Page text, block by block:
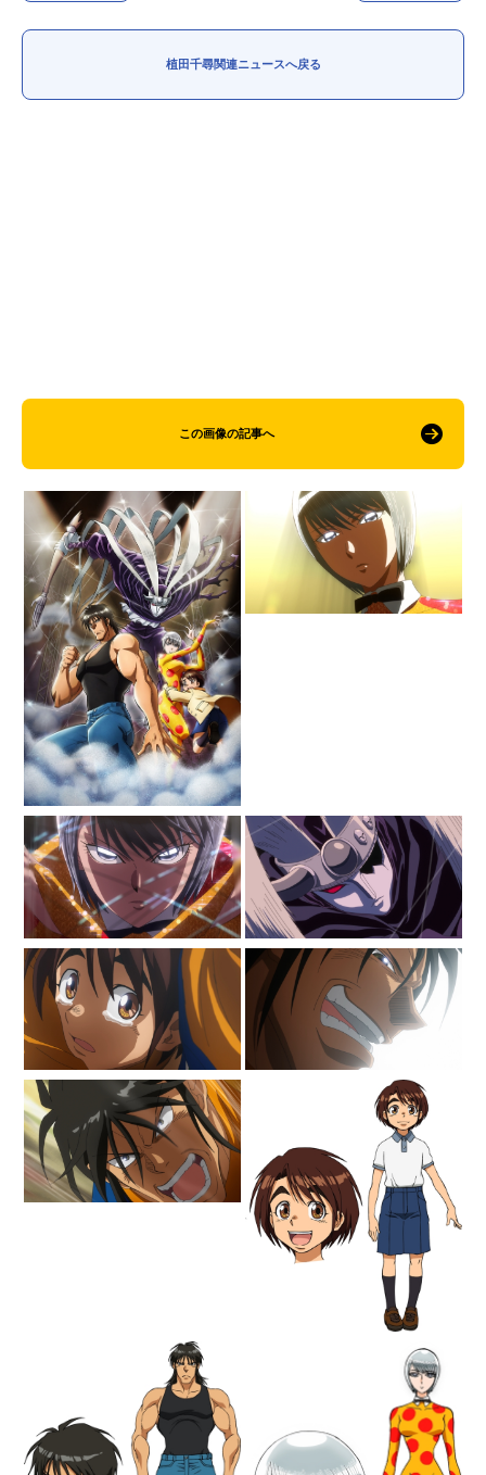
植田千尋関連ニュースへ戻る
この画像の記事へ